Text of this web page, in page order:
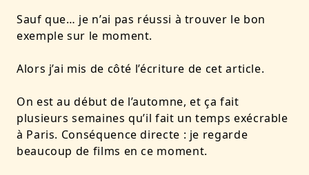
Sauf que… je n’ai pas réussi à trouver le bon
exemple sur le moment.
Alors j’ai mis de côté l’écriture de cet article.
On est au début de l’automne, et ça fait
plusieurs semaines qu’il fait un temps exécrable
à Paris. Conséquence directe : je regarde
beaucoup de films en ce moment.